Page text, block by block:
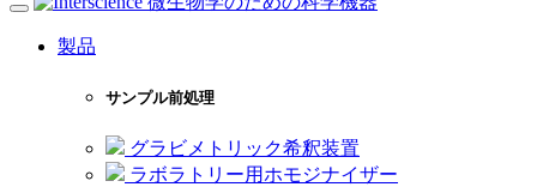
製品
サンプル前処理
グラビメトリック希釈装置
ラボラトリー用ホモジナイザー